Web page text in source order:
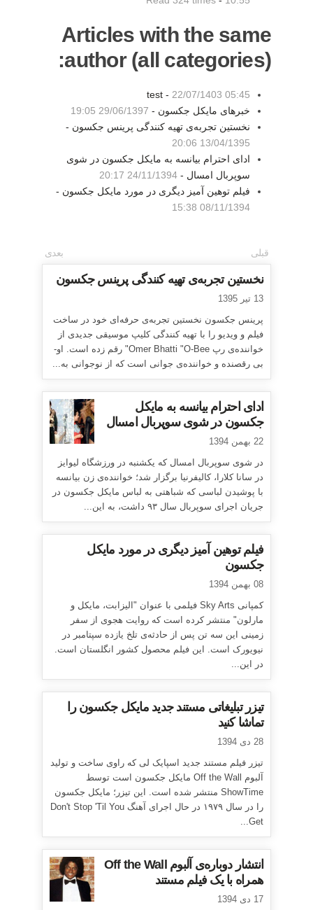
Articles with the same
author (all categories):
test - 22/07/1403 05:45
خبرهای مایکل جکسون - 29/06/1397 19:05
نخستین تجربه‌ی تهیه کنندگی پرینس جکسون -
13/04/1395 20:06
ادای احترام بیانسه به مایکل جکسون در شوی
سوپربال امسال - 24/11/1394 20:17
فیلم توهین آمیز دیگری در مورد مایکل جکسون -
08/11/1394 15:38
قبلی بعدی
نخستین تجربه‌ی تهیه کنندگی پرینس جکسون
13 تیر 1395
پرینس جکسون نخستین تجربه‌ی حرفه‌ای خود در ساخت
فیلم و ویدیو را با تهیه کنندگی کلیپ موسیقی جدیدی از
خواننده‌ی رپ Omer Bhatti "O-Bee" رقم زده است. او-
بی رقصنده و خواننده‌ی جوانی است که از نوجوانی به...
ادای احترام بیانسه به مایکل
جکسون در شوی سوپربال امسال
22 بهمن 1394
در شوی سوپربال امسال که یکشنبه در ورزشگاه لیوایز
در سانا کلارا، کالیفرنیا برگزار شد؛ خواننده‌ی زن بیانسه
با پوشیدن لباسی که شباهتی به لباس مایکل جکسون در
جریان اجرای سوپربال سال ۹۳ داشت، به این...
فیلم توهین آمیز دیگری در مورد مایکل
جکسون
08 بهمن 1394
کمپانی Sky Arts فیلمی با عنوان "الیزابت، مایکل و
مارلون" منتشر کرده است که روایت هجوی از سفر
زمینی این سه تن پس از حادثه‌ی تلخ یازده سپتامبر در
نیویورک است. این فیلم محصول کشور انگلستان است.
در این...
تیزر تبلیغاتی مستند جدید مایکل جکسون را
تماشا کنید
28 دی 1394
تیزر فیلم مستند جدید اسپایک لی که راوی ساخت و تولید
آلبوم Off the Wall مایکل جکسون است توسط
ShowTime منتشر شده است. این تیزر؛ مایکل جکسون
را در سال ۱۹۷۹ در حال اجرای آهنگ Don't Stop 'Til You
Get...
انتشار دوباره‌ی آلبوم Off the Wall
همراه با یک فیلم مستند
17 دی 1394